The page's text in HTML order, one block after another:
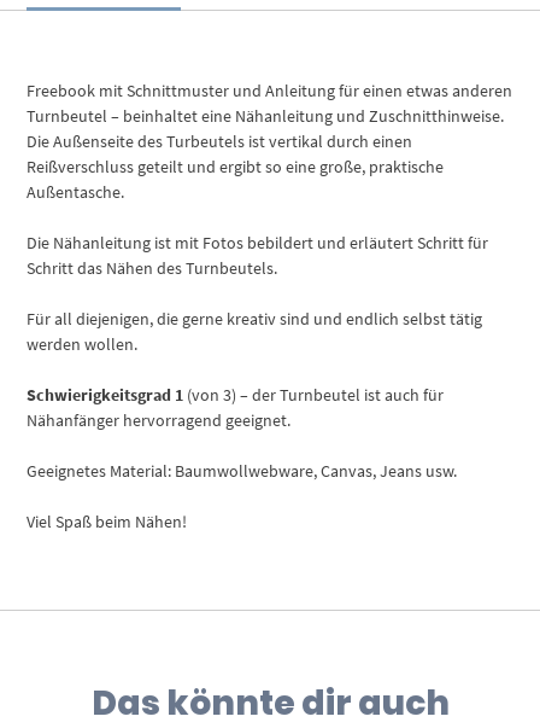
Freebook mit Schnittmuster und Anleitung für einen etwas anderen
Turnbeutel – beinhaltet eine Nähanleitung und Zuschnitthinweise.
Die Außenseite des Turbeutels ist vertikal durch einen
Reißverschluss geteilt und ergibt so eine große, praktische
Außentasche.
Die Nähanleitung ist mit Fotos bebildert und erläutert Schritt für
Schritt das Nähen des Turnbeutels.
Für all diejenigen, die gerne kreativ sind und endlich selbst tätig
werden wollen.
Schwierigkeitsgrad 1 (von 3) – der Turnbeutel ist auch für
Nähanfänger hervorragend geeignet.
Geeignetes Material: Baumwollwebware, Canvas, Jeans usw.
Viel Spaß beim Nähen!
Das könnte dir auch